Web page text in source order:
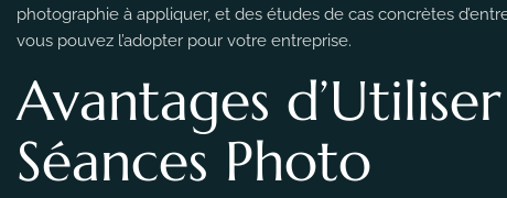
photographie à appliquer, et des études de cas concrètes
vous pouvez l’adopter pour votre entreprise.
Avantages
Séances Photo